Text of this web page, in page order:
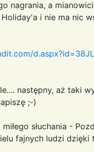
nagrania, a
i nie ma nic
następny, aż taki
;-)
słuchania -
fajnych ludzi dzięki